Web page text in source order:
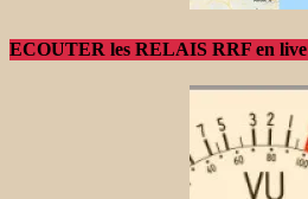
ECOUTER les RELAIS RRF en live